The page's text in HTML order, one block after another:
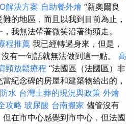
解決方案 自助餐外燴 “新奧爾良
的地區，而且以我到目前為止，
我無法帶著微笑沿著街頭走。
程推薦 我已經轉過身來，但是，
有一句話就無法做到這一點。 高
頸放鬆療程 “法國區（法國區）非
紀念碑的房屋和建築物給出的，
防水 台灣土葬的現況與政策 外燴
攻略 玻尿酸 台南搬家 儘管沒有
在市中心感覺到市中心，但法國